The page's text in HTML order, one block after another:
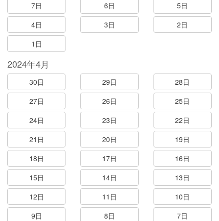
7日
6日
5日
4日
3日
2日
1日
2024年4月
30日 29日
28日
27日
26日
25日
24日
23日
22日
21日
20日
19日
18日
17日
16日
15日
14日
13日
12日
11日
10日
9日
8日
7日